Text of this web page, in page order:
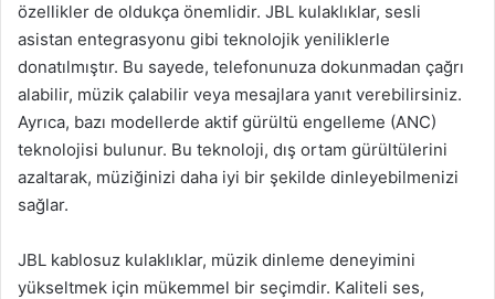
özellikler de oldukça önemlidir. JBL kulaklıklar, sesli
asistan entegrasyonu gibi teknolojik yeniliklerle
donatılmıştır. Bu sayede, telefonunuza dokunmadan çağrı
alabilir, müzik çalabilir veya mesajlara yanıt verebilirsiniz.
Ayrıca, bazı modellerde aktif gürültü engelleme (ANC)
teknolojisi bulunur. Bu teknoloji, dış ortam gürültülerini
azaltarak, müziğinizi daha iyi bir şekilde dinleyebilmenizi
sağlar.
JBL kablosuz kulaklıklar, müzik dinleme deneyimini
yükseltmek için mükemmel bir seçimdir. Kaliteli ses,